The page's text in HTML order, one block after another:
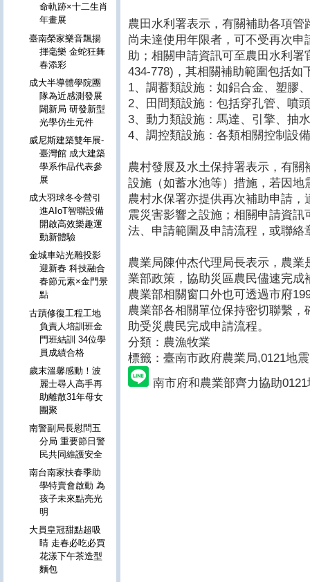
農田水利署表示，有關補助各項
尚未達使用年限者，可不受再次
助；相關申請資訊可至農田水利
434-778)，其相關補助範圍包括如
1、調蓄類設施：如鋁合金、塑膠
2、田間類設施：包括穿孔管、噴
3、動力類設施：馬達、引擎、抽
4、調控類設施：各類相關控制設
農村發展及水土保持署表示，有
設施（如蓄水池等）措施，若因
農村水保署亦提供再次補助申請
震災害影響之設施；相關申請資
法、申請範圍及申請流程，或聯
農業局陳仲杰代理局長表示，農
業部政策，協助災區農民儘速完
農業部相關窗口外也可透過市府
農業部各相關單位保持密切聯繫
助受災農民完成申請流程。
分類：農漁牧業
標籤：臺南市政府農業局,0121地
南市府和農業部齊力協助
命軌跡×十二生肖
年畫展
臺南榮家樂音飄揚
揮毫樂 金蛇狂舞
春添彩
成大半導體學院團
隊為近感測發展
闢新局 研發新型
光學仿生元件
威尼斯建築雙年展-
臺灣館 成大建築
學系作品代表參
展
成大羽球冬令營引
進AIoT智聯設備
開啟高效樂趣運
動新體驗
金城車站光雕投影
迎新春 科技融合
春節元素×金門景
點
古蹟修復工程工地
負責人培訓班金
門班結訓 34位學
員成績合格
歲末溫馨感動！波
麗士尋人高手再
助離散31年母女
團聚
南警副局長慰問五
分局 重要節日警
民共同維護安全
南台南家扶春季助
學特賣會啟動 為
孩子未來點亮光
明
大員皇冠甜點超吸
睛 走春必吃必買
花漾下午茶造型
麵包